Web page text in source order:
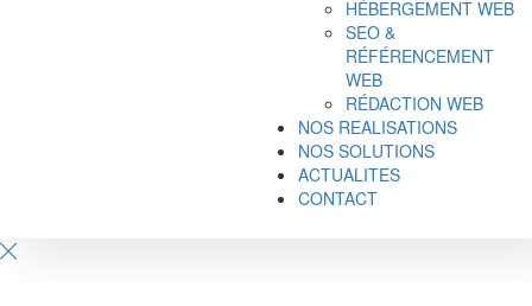
HÉBERGEMENT WEB
SEO &
RÉFÉRENCEMENT
WEB
RÉDACTION WEB
NOS REALISATIONS
NOS SOLUTIONS
ACTUALITES
CONTACT